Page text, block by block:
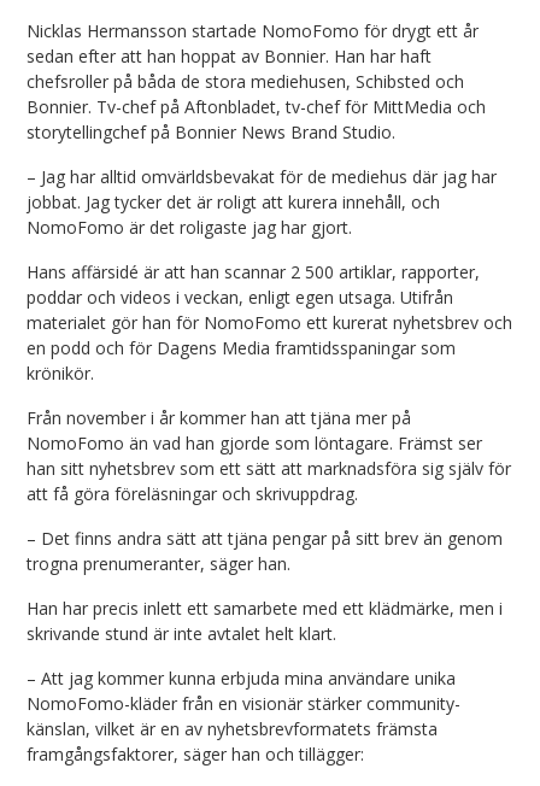
Nicklas Hermansson startade NomoFomo för drygt ett år
sedan efter att han hoppat av Bonnier. Han har haft
chefsroller på båda de stora mediehusen, Schibsted och
Bonnier. Tv-chef på Aftonbladet, tv-chef för MittMedia och
storytellingchef på Bonnier News Brand Studio.
– Jag har alltid omvärldsbevakat för de mediehus där jag har
jobbat. Jag tycker det är roligt att kurera innehåll, och
NomoFomo är det roligaste jag har gjort.
Hans affärsidé är att han scannar 2 500 artiklar, rapporter,
poddar och videos i veckan, enligt egen utsaga. Utifrån
materialet gör han för NomoFomo ett kurerat nyhetsbrev och
en podd och för Dagens Media framtidsspaningar som
krönikör.
Från november i år kommer han att tjäna mer på
NomoFomo än vad han gjorde som löntagare. Främst ser
han sitt nyhetsbrev som ett sätt att marknadsföra sig själv för
att få göra föreläsningar och skrivuppdrag.
– Det finns andra sätt att tjäna pengar på sitt brev än genom
trogna prenumeranter, säger han.
Han har precis inlett ett samarbete med ett klädmärke, men i
skrivande stund är inte avtalet helt klart.
– Att jag kommer kunna erbjuda mina användare unika
NomoFomo-kläder från en visionär stärker community-
känslan, vilket är en av nyhetsbrevformatets främsta
framgångsfaktorer, säger han och tillägger: